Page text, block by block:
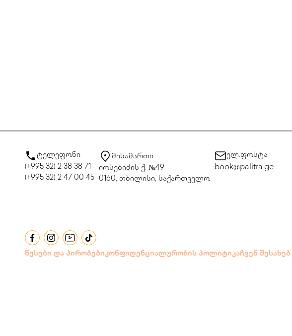
ტელეფონი
(+995 32) 2 38 38 71
(+995 32) 2 47 00 45
მისამართი
იოსებიძის ქ. №49
0160, თბილისი, საქართველო
ელ.ფოსტა
book@palitra.ge
წესები და პირობებიკონფიდენციალურობის პოლიტიკაჩვენ შესახებ